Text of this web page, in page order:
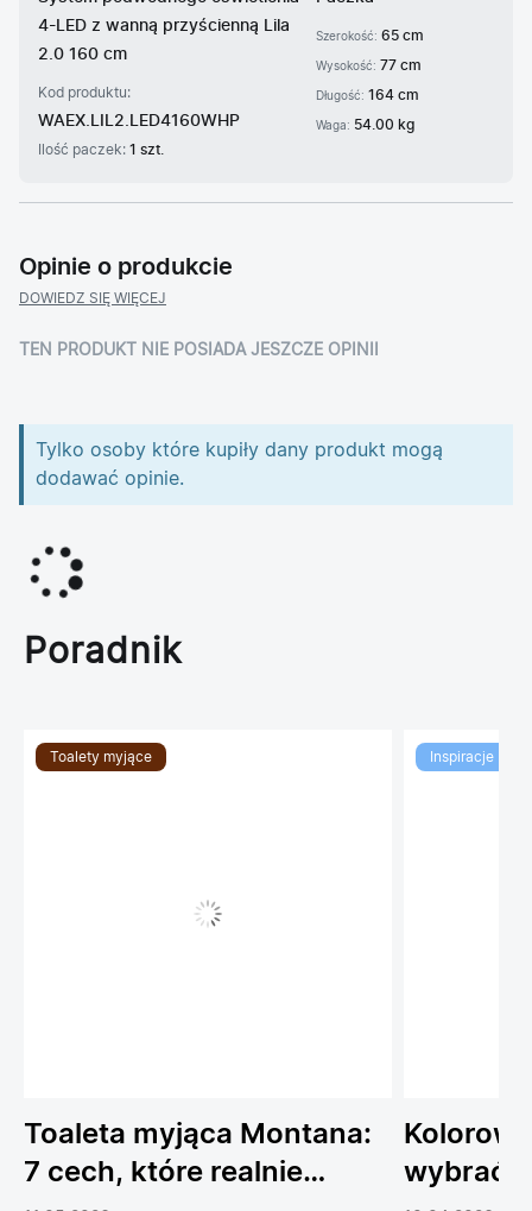
4-LED z wanną przyścienną Lila
2.0 160 cm
Kod produktu:
WAEX.LIL2.LED4160WHP
Ilość paczek: 1 szt.
Szerokość:65 cm
Wysokość: 77 cm
Długość:164 cm
Waga: 54.00 kg
Opinie o produkcie
DOWIEDZ SIĘ WIĘCEJ
TEN PRODUKT NIE POSIADA JESZCZE OPINII
Tylko osoby które kupiły dany produkt mogą
dodawać opinie.
Poradnik
Toalety myjące
Toaleta myjąca Montana:
7 cech, które realnie
Inspiracje
wybrać